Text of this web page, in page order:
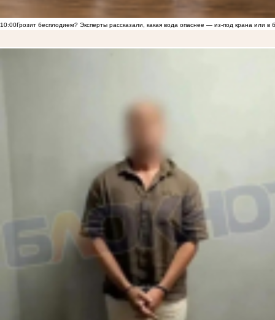
10:00Грозит бесплодием? Эксперты рассказали, какая вода опаснее — из-под крана или в